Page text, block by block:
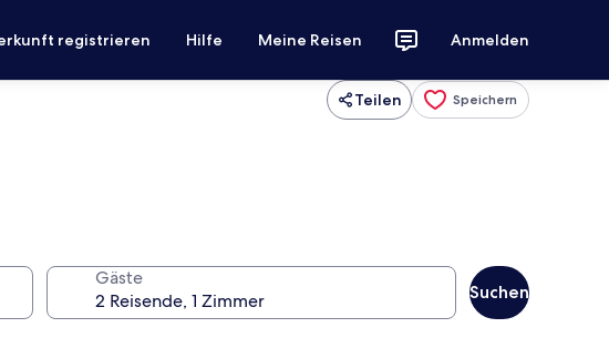
registrieren Hilfe Meine Reisen Anmelden
Teilen Speichern
Gäste
Suchen